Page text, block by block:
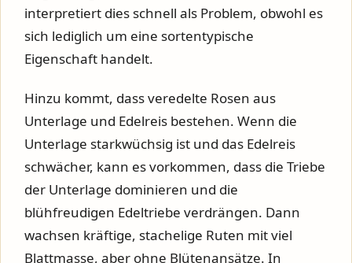
interpretiert dies schnell als Problem, obwohl es
sich lediglich um eine sortentypische
Eigenschaft handelt.
Hinzu kommt, dass veredelte Rosen aus
Unterlage und Edelreis bestehen. Wenn die
Unterlage starkwüchsig ist und das Edelreis
schwächer, kann es vorkommen, dass die Triebe
der Unterlage dominieren und die
blühfreudigen Edeltriebe verdrängen. Dann
wachsen kräftige, stachelige Ruten mit viel
Blattmasse, aber ohne Blütenansätze. In